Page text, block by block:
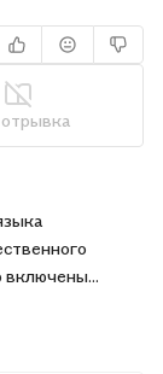
включены
позволяет